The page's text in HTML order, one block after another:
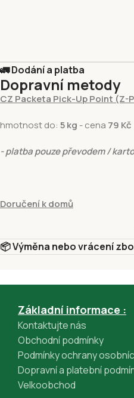
🚛 Dodání a platba
Dopravní metody
CZ Packeta Pick-Up Point (Z-
hmotnost do: 5 kg - cena 79 Kč
- platba pouze převodem /
Doručení k domů
129
- platba pouze převodem /
Vyzvednutí v prodejně
Vyzvednutí v prodejně Fivuza
Platební metody
Dobírkou
Platba kartou online – GP
📦 Výměna nebo vrácení
Základní informace :
Kontaktujte nás
Obchodní podmínky
Podmínky ochrany
Dopravní a platební
Velkoobchod